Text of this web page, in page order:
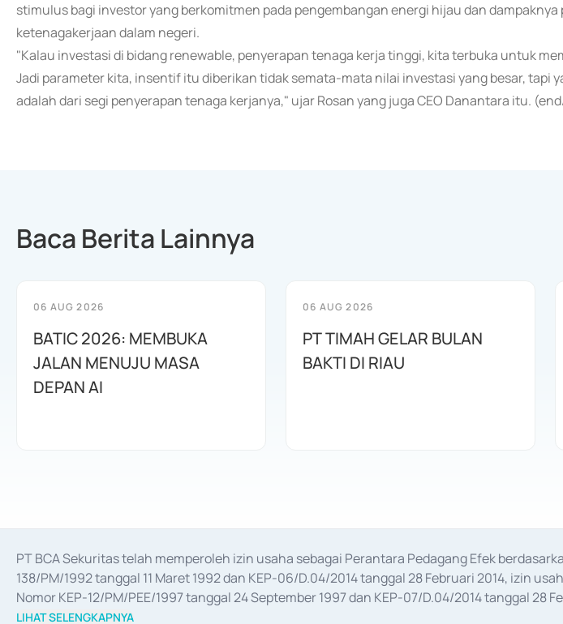
stimulus bagi investor yang berkomitmen pada pengembangan energi hijau dan dampaknya
ketenagakerjaan dalam negeri.
"Kalau investasi di bidang renewable, penyerapan tenaga kerja tinggi, kita terbuka untuk
Jadi parameter kita, insentif itu diberikan tidak semata-mata nilai investasi yang besar, tapi
adalah dari segi penyerapan tenaga kerjanya," ujar Rosan yang juga CEO Danantara itu.
Baca Berita Lainnya
06 AUG 2026
BATIC 2026: MEMBUKA
JALAN MENUJU MASA
DEPAN AI
06 AUG 2026
PT TIMAH GELAR BULAN
BAKTI DI RIAU
PT BCA Sekuritas telah memperoleh izin usaha sebagai Perantara Pedagang Efek
138/PM/1992 tanggal 11 Maret 1992 dan KEP-06/D.04/2014 tanggal 28 Februari 2014, izin
Nomor KEP-12/PM/PEE/1997 tanggal 24 September 1997 dan KEP-07/D.04/2014 tanggal 28
merger, akuisisi, divestasi, dan
LIHAT SELENGKAPNYA